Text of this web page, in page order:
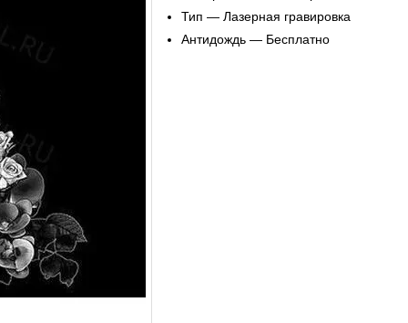
Тип — Лазерная гравировка
Антидождь — Бесплатно